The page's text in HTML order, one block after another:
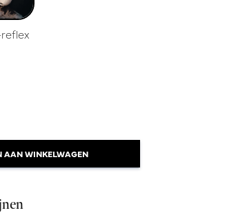
AAN WINKELWAGEN